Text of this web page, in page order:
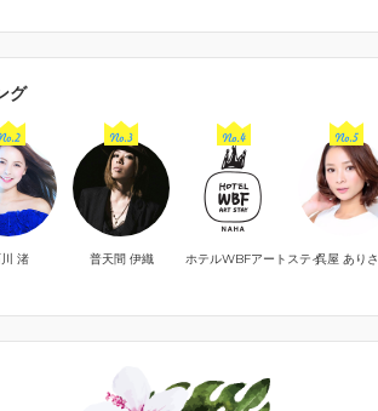
グ
渚 普天間 伊織 ホテルWBFアートステイ呉屋 ありさ